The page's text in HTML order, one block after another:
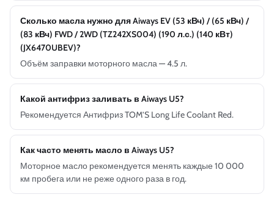
Сколько масла нужно для Aiways EV (53 кВч) / (65 кВч) /
(83 кВч) FWD / 2WD (TZ242XS004) (190 л.с.) (140 кВт)
(JX6470UBEV)?
Объём заправки моторного масла — 4.5 л.
Какой антифриз заливать в Aiways U5?
Рекомендуется Антифриз TOM’S Long Life Coolant Red.
Как часто менять масло в Aiways U5?
Моторное масло рекомендуется менять каждые 10 000
км пробега или не реже одного раза в год.